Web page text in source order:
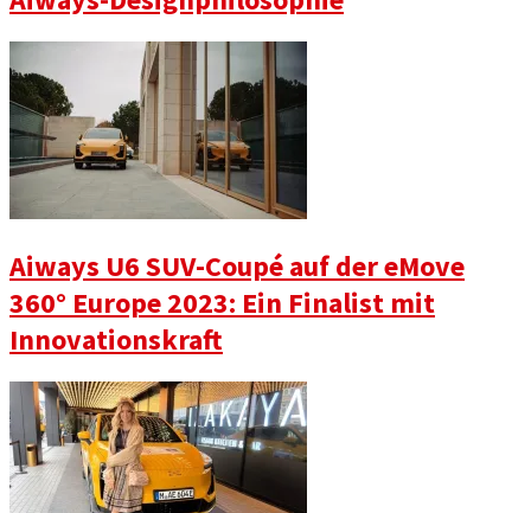
Aiways U6 SUV-Coupé auf der eMove
360° Europe 2023: Ein Finalist mit
Innovationskraft